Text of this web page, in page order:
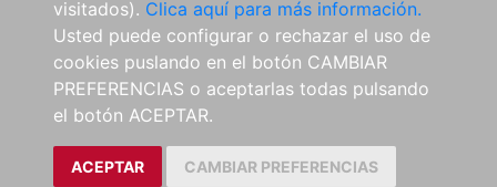
visitados). Clica aquí para más información.
Usted puede configurar o rechazar el uso de
cookies puslando en el botón CAMBIAR
PREFERENCIAS o aceptarlas todas pulsando
el botón ACEPTAR.
ACEPTAR CAMBIAR PREFERENCIAS